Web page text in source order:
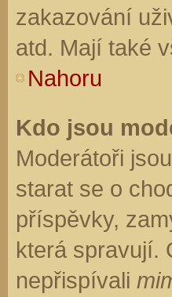
zakazování
atd. Mají také
Nahoru
Kdo jsou
Moderátoři
starat se o
příspěvky,
která spravují.
nepřispívali